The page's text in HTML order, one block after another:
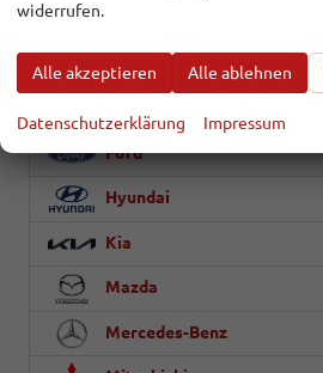
Cupra
Dacia
Ford
Hyundai
Kia
Mazda
Mercedes-Benz
widerrufen.
Alle akzeptieren Alle ablehnen
Datenschutzerklärung Impressum